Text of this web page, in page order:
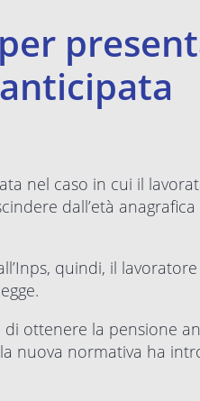
nel caso in cui il
dall’età
quindi, il
ottenere la pensione
nuova normativa ha